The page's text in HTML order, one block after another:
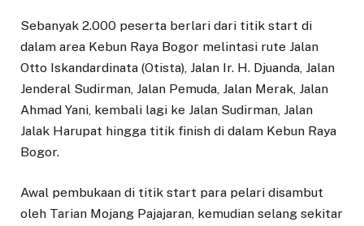
Sebanyak 2.000 peserta berlari dari titik start di
dalam area Kebun Raya Bogor melintasi rute Jalan
Otto Iskandardinata (Otista), Jalan Ir. H. Djuanda, Jalan
Jenderal Sudirman, Jalan Pemuda, Jalan Merak, Jalan
Ahmad Yani, kembali lagi ke Jalan Sudirman, Jalan
Jalak Harupat hingga titik finish di dalam Kebun Raya
Bogor.
Awal pembukaan di titik start para pelari disambut
oleh Tarian Mojang Pajajaran, kemudian selang sekitar